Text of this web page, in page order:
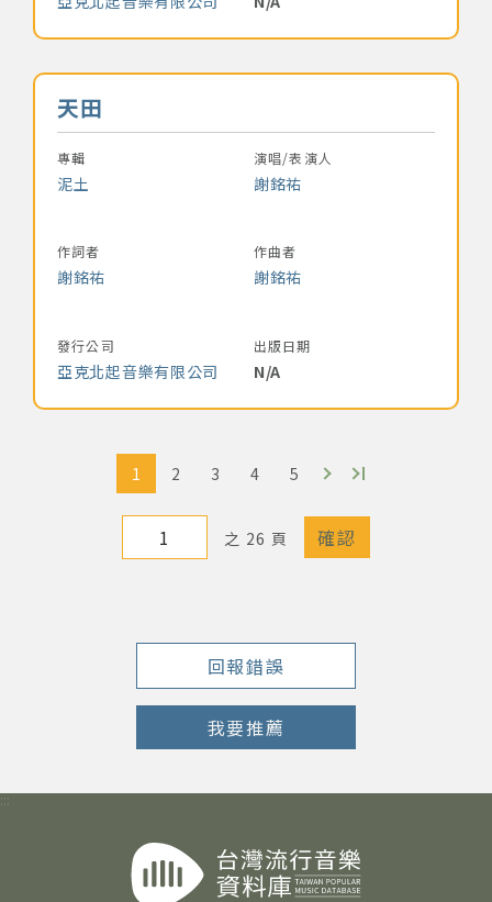
音樂名稱
天田
專輯
泥土
演唱/表演人
謝銘祐
作詞者
謝銘祐
作曲者
謝銘祐
發行公司
亞克北起音樂有限公司
出版日期
N/A
1 2 3 4 5
之 26 頁
回報錯誤
我要推薦
:::